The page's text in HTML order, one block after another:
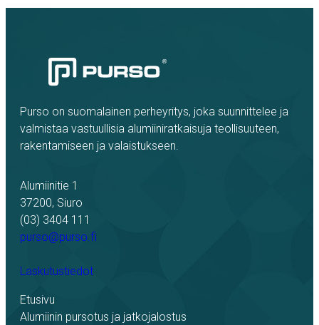
Purso on suomalainen perheyritys, joka suunnittelee ja
valmistaa vastuullisia alumiiniratkaisuja teollisuuteen,
rakentamiseen ja valaistukseen.
Alumiinitie 1
37200, Siuro
(03) 3404 111
purso@purso.fi
Laskutustiedot
Etusivu
Alumiinin pursotus ja jatkojalostus